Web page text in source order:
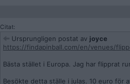
Citat:
Ursprungligen postat av joyce
https://findapinball.com/en/venues/
Bästa stället i Europa. Jag har flipprat
Besökte detta ställe i julas. 10 euro för